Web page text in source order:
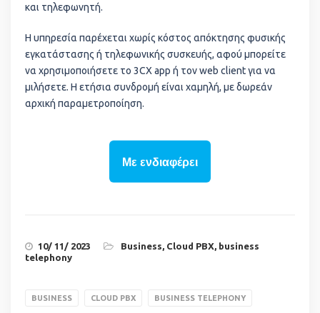
και τηλεφωνητή.
Η υπηρεσία παρέχεται χωρίς κόστος απόκτησης φυσικής
εγκατάστασης ή τηλεφωνικής συσκευής, αφού μπορείτε
να χρησιμοποιήσετε το 3CX app ή τον web client για να
μιλήσετε. Η ετήσια συνδρομή είναι χαμηλή, με δωρεάν
αρχική παραμετροποίηση.
Με ενδιαφέρει
10/ 11/ 2023 Business Cloud PBX business
telephony
BUSINESS CLOUD PBX BUSINESS TELEPHONY